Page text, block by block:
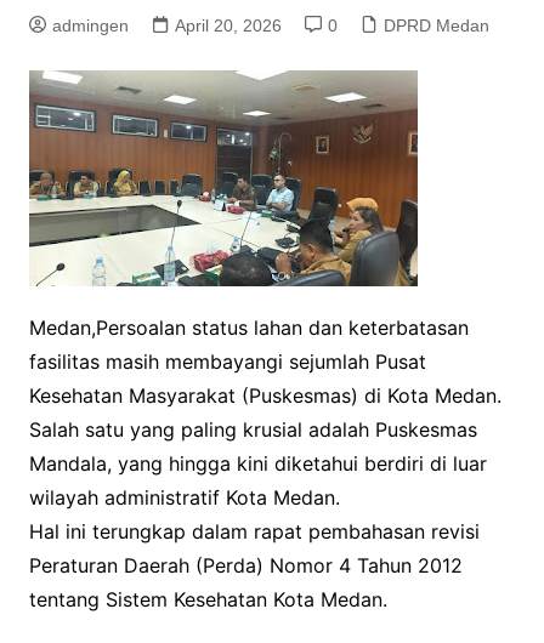
admingen April 20, 2026 0 DPRD Medan
Medan,Persoalan status lahan dan keterbatasan
fasilitas masih membayangi sejumlah Pusat
Kesehatan Masyarakat (Puskesmas) di Kota Medan.
Salah satu yang paling krusial adalah Puskesmas
Mandala, yang hingga kini diketahui berdiri di luar
wilayah administratif Kota Medan.
Hal ini terungkap dalam rapat pembahasan revisi
Peraturan Daerah (Perda) Nomor 4 Tahun 2012
tentang Sistem Kesehatan Kota Medan.